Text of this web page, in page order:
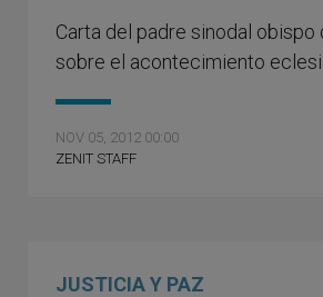
Carta del padre sinodal obispo
sobre el acontecimiento
NOV 05, 2012 00:00
ZENIT STAFF
JUSTICIA Y PAZ